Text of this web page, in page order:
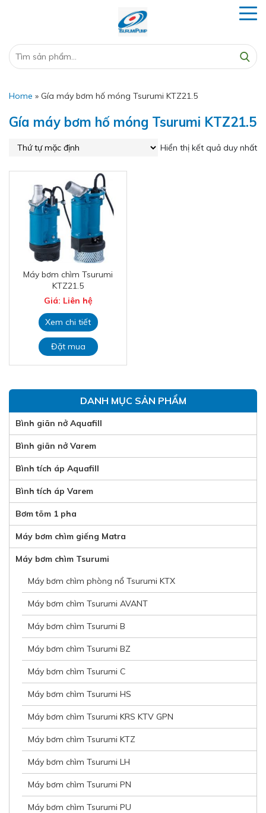
Home » Gía máy bơm hố móng Tsurumi KTZ21.5
Gía máy bơm hố móng Tsurumi KTZ21.5
Hiển thị kết quả duy nhất
Máy bơm chìm Tsurumi
KTZ21.5
Giá: Liên hệ
Xem chi tiết
Đặt mua
DANH MỤC SẢN PHẨM
Bình giãn nở Aquafill
Bình giãn nở Varem
Bình tích áp Aquafill
Bình tích áp Varem
Bơm tõm 1 pha
Máy bơm chìm giếng Matra
Máy bơm chìm Tsurumi
Máy bơm chìm phòng nổ Tsurumi KTX
Máy bơm chìm Tsurumi AVANT
Máy bơm chìm Tsurumi B
Máy bơm chìm Tsurumi BZ
Máy bơm chìm Tsurumi C
Máy bơm chìm Tsurumi HS
Máy bơm chìm Tsurumi KRS KTV GPN
Máy bơm chìm Tsurumi KTZ
Máy bơm chìm Tsurumi LH
Máy bơm chìm Tsurumi PN
Máy bơm chìm Tsurumi PU